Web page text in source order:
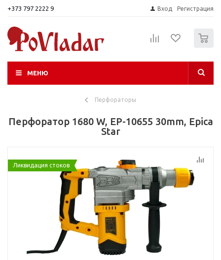
+373 797 2222 9 Вход Регистрация
МЕНЮ
Перфораторы
Перфоратор 1680 W, EP-10655 30mm, Epica
Star
Ликвидация стоков